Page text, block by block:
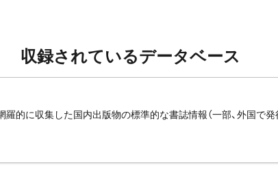
収録されているデータベース
羅的に収集した国内出版物の標準的な書誌情報（一部、外国で